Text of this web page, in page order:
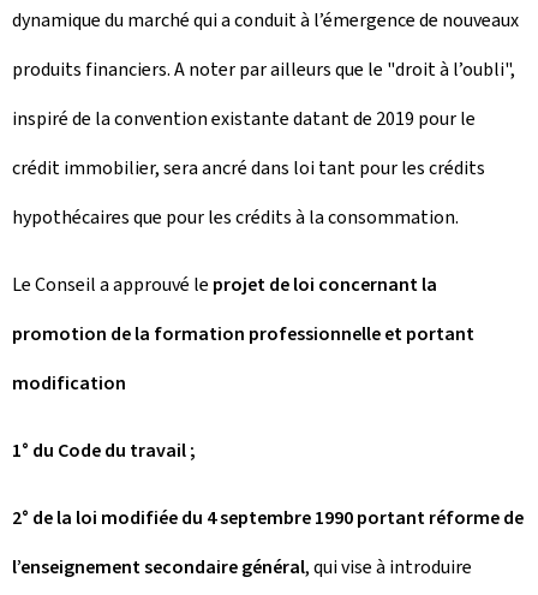
dynamique du marché qui a conduit à l’émergence de nouveaux
produits financiers. A noter par ailleurs que le "droit à l’oubli",
inspiré de la convention existante datant de 2019 pour le
crédit immobilier, sera ancré dans loi tant pour les crédits
hypothécaires que pour les crédits à la consommation.
Le Conseil a approuvé le projet de loi concernant la
promotion de la formation professionnelle et portant
modification
1° du Code du travail ;
2° de la loi modifiée du 4 septembre 1990 portant réforme de
l’enseignement secondaire général, qui vise à introduire